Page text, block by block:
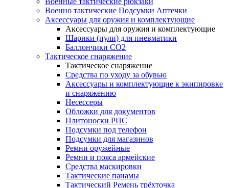
Военно тактические Подсумки Аптечки
Аксессуары для оружия и комплектующие
Аксессуары для оружия и комплектующие
Шарики (пули) для пневматики
Баллончики CO2
Тактическое снаряжение
Тактическое снаряжение
Средства по уходу за обувью
Аксессуары и комплектующие к экипировке
и снаряжению
Несессеры
Обложки для документов
Плитоноски РПС
Подсумки под телефон
Подсумки для магазинов
Ремни оружейные
Ремни и пояса армейские
Средства маскировки
Тактические панамы
Тактический Ремень трёхточка